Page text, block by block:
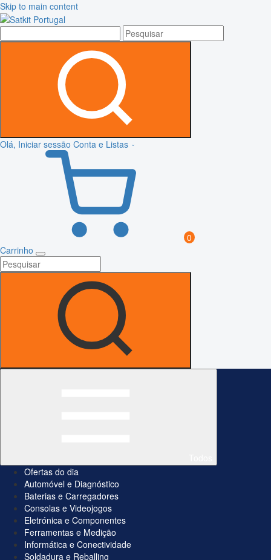
Skip to main content
Olá, Iniciar sessão Conta e Listas
0
Carrinho
Ofertas do dia
Automóvel e Diagnóstico
Baterias e Carregadores
Consolas e Videojogos
Eletrónica e Componentes
Ferramentas e Medição
Informática e Conectividade
Soldadura e Reballing